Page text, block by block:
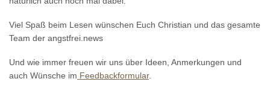
Viel Spaß beim Lesen wünschen Euch Christian und das gesamte
Team der angstfrei.news
Und wie immer freuen wir uns über Ideen, Anmerkungen und
auch Wünsche im Feedbackformular.